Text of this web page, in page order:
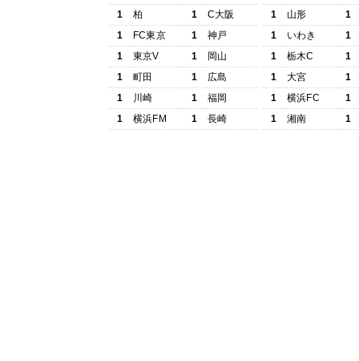
1
柏 1
C大阪
1
FC東京 1
神戸
1
東京V 1
岡山
1
町田 1
広島
1
川崎 1
福岡
1
横浜FM 1 長崎
1
山形
1
1
いわき
1
1
栃木C
1
1
大宮
1
1
横浜FC
1
1
湘南 1